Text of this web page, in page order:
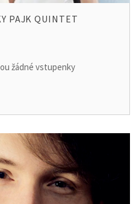
PAJK QUINTET
žádné vstupenky